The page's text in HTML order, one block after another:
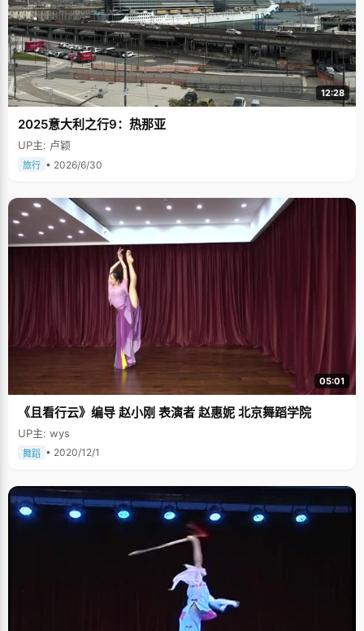
12:28
2025意大利之行9：热那亚
UP主: 卢颖
旅行 • 2026/6/30
05:01
《且看行云》编导 赵小刚 表演者 赵惠妮 北京舞蹈学院
UP主: wys
舞蹈 • 2020/12/1